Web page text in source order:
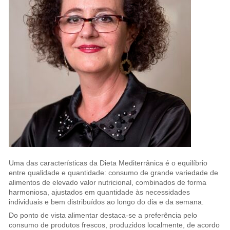
Uma das características da Dieta Mediterrânica é o equilíbrio
entre qualidade e quantidade: consumo de grande variedade de
alimentos de elevado valor nutricional, combinados de forma
harmoniosa, ajustados em quantidade às necessidades
individuais e bem distribuídos ao longo do dia e da semana.
Do ponto de vista alimentar destaca-se a preferência pelo
consumo de produtos frescos, produzidos localmente, de acordo